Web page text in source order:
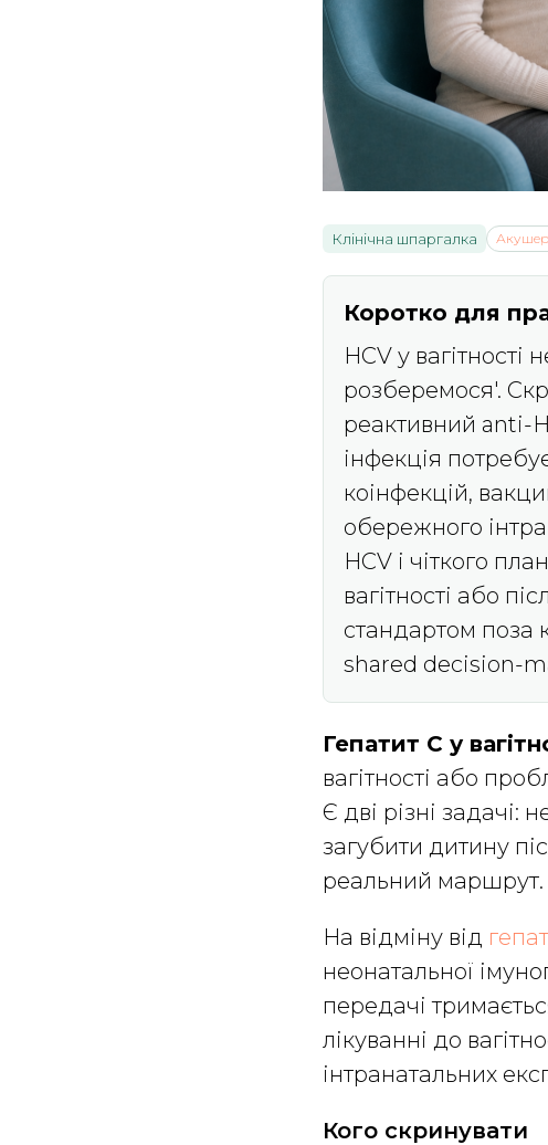
Клінічна шпаргалка
Коротко для
HCV у
розберемося'.
реактивний anti-
інфекція
коінфекцій,
обережного
HCV і чіткого
вагітності або
стандартом поза
shared decision-
Гепатит C у
вагітності або
Є дві різні задачі:
загубити дитину
реальний маршрут.
На відміну від
неонатальної
передачі
лікуванні до
інтранатальних
Кого скринувати